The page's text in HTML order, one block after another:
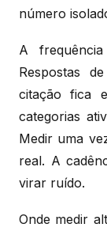
número
A
Respostas
citação fica
categorias
Medir uma
real. A
virar ruído.
Onde medir